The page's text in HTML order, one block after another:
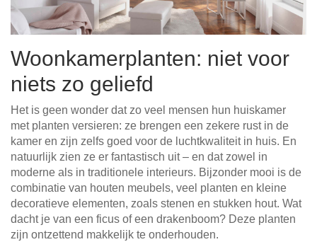
Woonkamerplanten: niet voor
niets zo geliefd
Het is geen wonder dat zo veel mensen hun huiskamer
met planten versieren: ze brengen een zekere rust in de
kamer en zijn zelfs goed voor de luchtkwaliteit in huis. En
natuurlijk zien ze er fantastisch uit – en dat zowel in
moderne als in traditionele interieurs. Bijzonder mooi is de
combinatie van houten meubels, veel planten en kleine
decoratieve elementen, zoals stenen en stukken hout. Wat
dacht je van een ficus of een drakenboom? Deze planten
zijn ontzettend makkelijk te onderhouden.